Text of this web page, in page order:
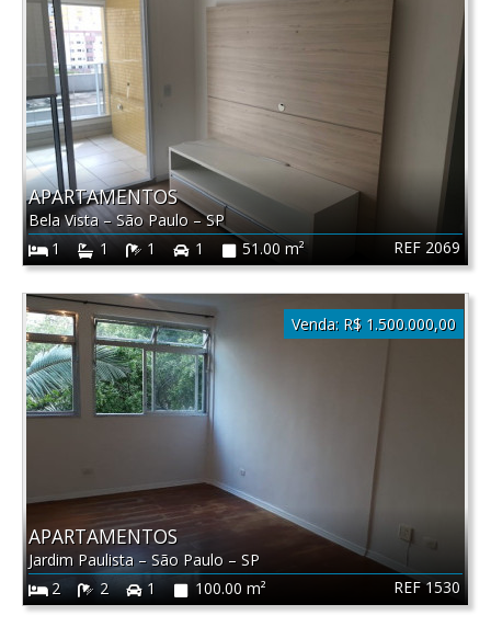
REF 2069
APARTAMENTOS
Bela Vista–São Paulo –SP
1
1 1 1 51.00 m²
REF 1530
APARTAMENTOS
Jardim Paulista – São Paulo – SP
2
2 1 100.00 m²
Venda: R$ 1.500.000,00